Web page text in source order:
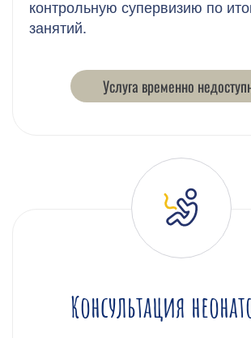
контрольную супервизию по
занятий.
Услуга временно
Консультация